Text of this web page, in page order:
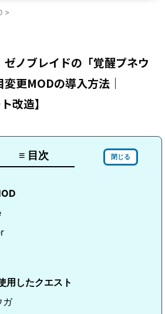
>
ゼノブレイドの「覚醒プネウ
更MODの導入方法｜
改造】
≡ 目次 閉じる
用したクエスト
ガ